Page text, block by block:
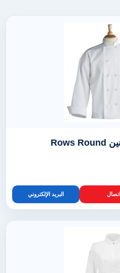
جاكيت شيف كلاسيكي لونين Rows Round
اتصال البريد الإلكتروني